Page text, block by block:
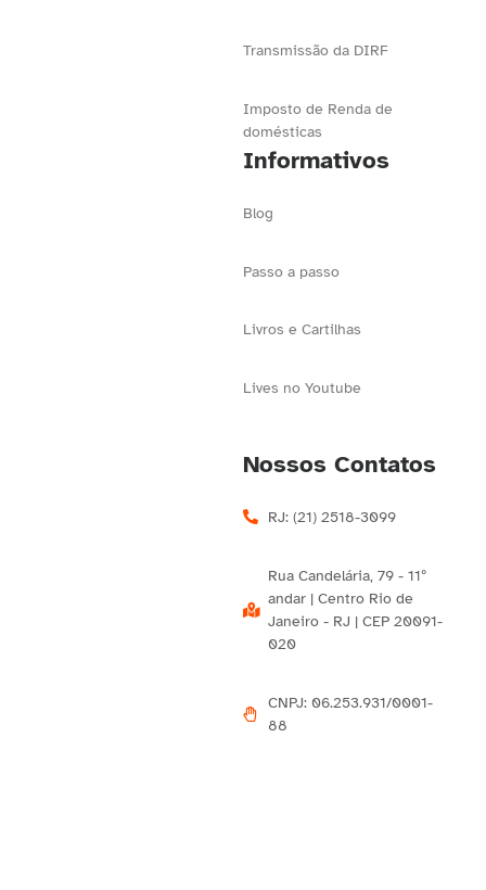
Transmissão da DIRF
Imposto de Renda de
domésticas
Informativos
Blog
Passo a passo
Livros e Cartilhas
Lives no Youtube
Nossos Contatos
RJ: (21) 2518-3099
Rua Candelária, 79 - 11º
andar | Centro Rio de
Janeiro - RJ | CEP 20091-
020
CNPJ: 06.253.931/0001-
88